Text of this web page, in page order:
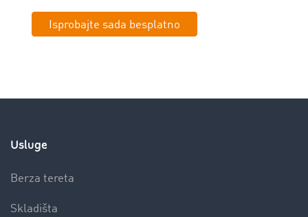
Isprobajte sada besplatno
Usluge
Berza tereta
Skladišta